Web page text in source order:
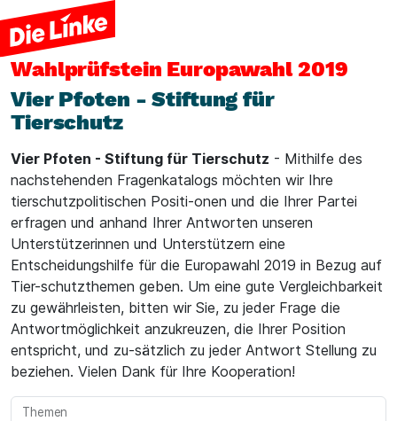
Wahlprüfstein Europawahl 2019
Vier Pfoten - Stiftung für
Tierschutz
Vier Pfoten - Stiftung für Tierschutz - Mithilfe des
nachstehenden Fragenkatalogs möchten wir Ihre
tierschutzpolitischen Positi-onen und die Ihrer Partei
erfragen und anhand Ihrer Antworten unseren
Unterstützerinnen und Unterstützern eine
Entscheidungshilfe für die Europawahl 2019 in Bezug auf
Tier-schutzthemen geben. Um eine gute Vergleichbarkeit
zu gewährleisten, bitten wir Sie, zu jeder Frage die
Antwortmöglichkeit anzukreuzen, die Ihrer Position
entspricht, und zu-sätzlich zu jeder Antwort Stellung zu
beziehen. Vielen Dank für Ihre Kooperation!
Themen